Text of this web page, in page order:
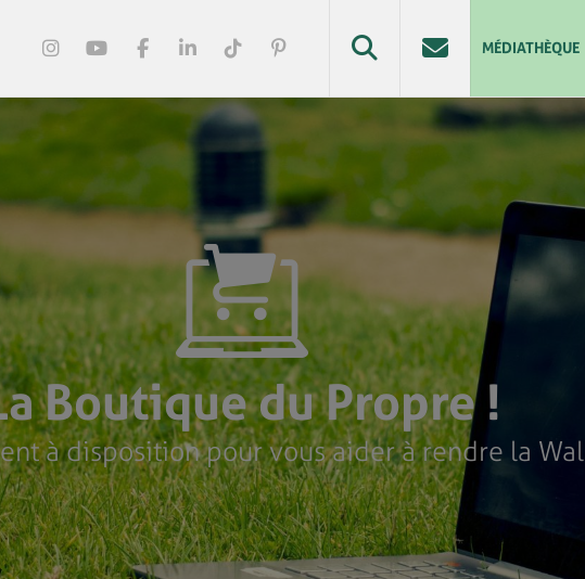
MÉDIATHÈQUE
Boutique du Propre !
à disposition pour vous aider à rendre la